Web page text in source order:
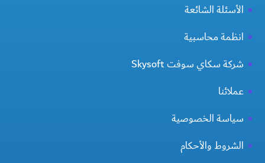
الأسئلة الشائعة
انظمة محاسبية
شركة سكاي سوفت Skysoft
عملائنا
سياسة الخصوصية
الشروط والأحكام